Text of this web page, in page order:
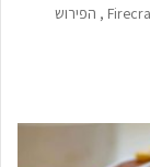
בביקור האחרון שלי בארה"ב נתקלתי לא פעם בביטוי Firecracker , הפירוש